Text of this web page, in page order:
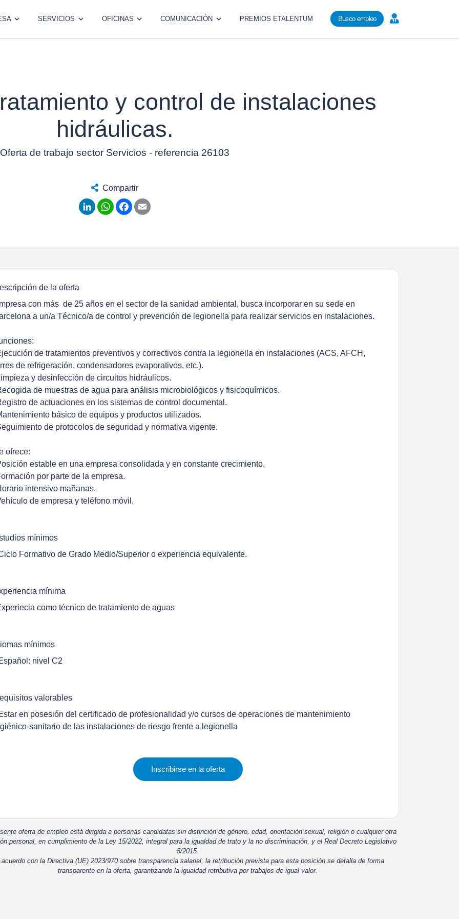
SERVICIOS OFICINAS COMUNICACIÓN PREMIOS ETALENTUM Busco empleo
y control de instalaciones
hidráulicas.
Oferta de trabajo sector Servicios - referencia 26103
Compartir
LinkedInWhatsApp
Facebook
de la oferta
con más de 25 años en el sector de la sanidad ambiental, busca incorporar en su sede en
a un/a Técnico/a de control y prevención de legionella para realizar servicios en instalaciones.
de tratamientos preventivos y correctivos contra la legionella en instalaciones (ACS, AFCH,
de refrigeración, condensadores evaporativos, etc.).
y desinfección de circuitos hidráulicos.
de muestras de agua para análisis microbiológicos y fisicoquímicos.
de actuaciones en los sistemas de control documental.
básico de equipos y productos utilizados.
de protocolos de seguridad y normativa vigente.
ofrece:
estable en una empresa consolidada y en constante crecimiento.
por parte de la empresa.
intensivo mañanas.
de empresa y teléfono móvil.
mínimos
Formativo de Grado Medio/Superior o experiencia equivalente.
mínima
como técnico de tratamiento de aguas
mínimos
nivel C2
valorables
en posesión del certificado de profesionalidad y/o cursos de operaciones de mantenimiento
sanitario de las instalaciones de riesgo frente a legionella
Inscribirse en la oferta
oferta de empleo está dirigida a personas candidatas sin distinción de género, edad, orientación sexual, religión o cualquier otra
personal, en cumplimiento de la Ley 15/2022, integral para la igualdad de trato y la no discriminación, y el Real Decreto Legislativo
5/2015.
acuerdo con la Directiva (UE) 2023/970 sobre transparencia salarial, la retribución prevista para esta posición se detalla de forma
transparente en la oferta, garantizando la igualdad retributiva por trabajos de igual valor.